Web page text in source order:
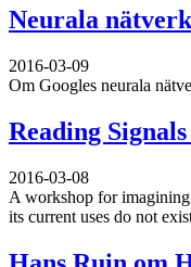
Neurala
2016-03-09
Om Googles neurala
Reading
2016-03-08
A workshop for
its current uses do not